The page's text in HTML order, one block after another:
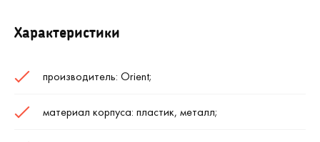
Характеристики
производитель: Orient;
материал корпуса: пластик, металл;